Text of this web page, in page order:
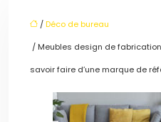
/Déco de bureau
/ Meubles design de
savoir faire d’une marque de